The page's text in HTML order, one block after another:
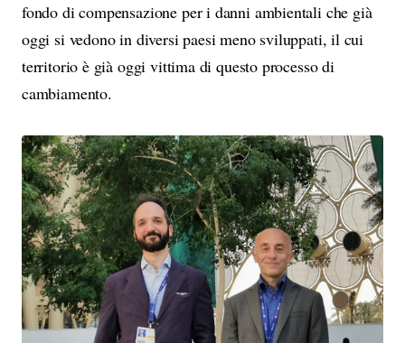
fondo di compensazione per i danni ambientali che già
oggi si vedono in diversi paesi meno sviluppati, il cui
territorio è già oggi vittima di questo processo di
cambiamento.